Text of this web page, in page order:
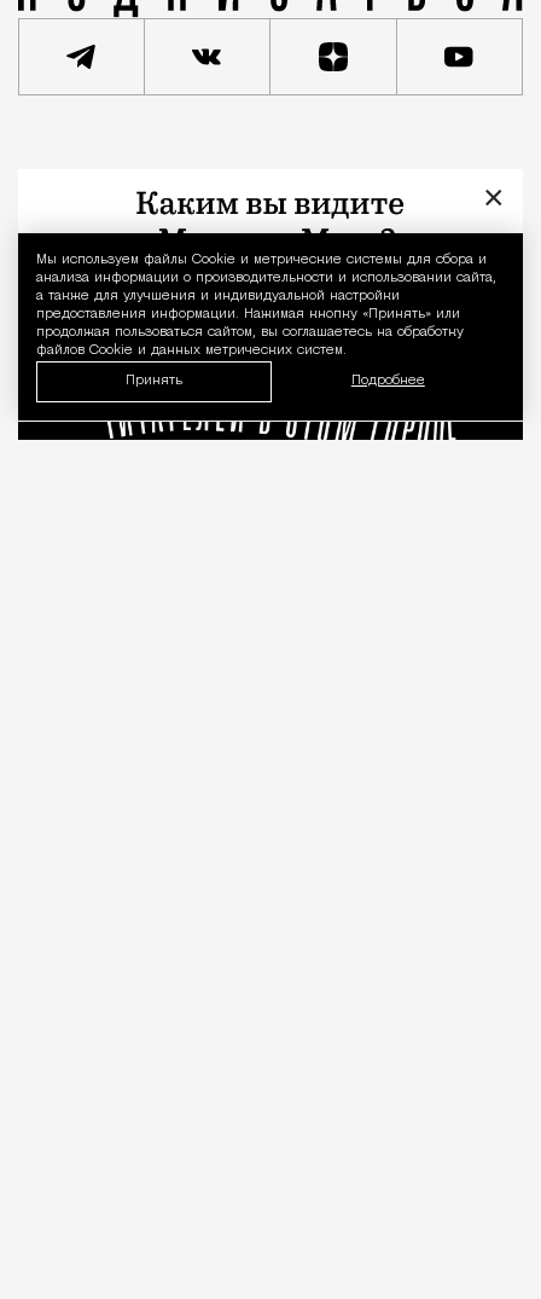
Уведомление
Мы используем файлы Сookie и метрические системы для сбора и
анализа информации о производительности и использовании сайта,
а также для улучшения и индивидуальной настройки
предоставления информации. Нажимая кнопку «Принять» или
продолжая пользоваться сайтом, вы соглашаетесь на обработку
файлов Cookie и данных метрических систем.
Принять Подробнее
×